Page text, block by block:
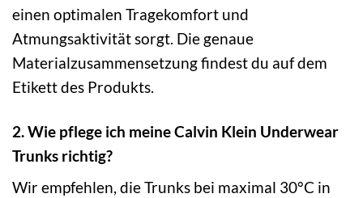
einen optimalen Tragekomfort und
Atmungsaktivität sorgt. Die genaue
Materialzusammensetzung findest du auf dem
Etikett des Produkts.
2. Wie pflege ich meine Calvin Klein Underwear
Trunks richtig?
Wir empfehlen, die Trunks bei maximal 30°C in